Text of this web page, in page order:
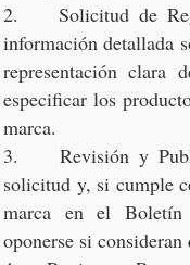
2. Solicitud de
información detallada
representación clara
especificar los
marca.
3. Revisión y
solicitud y, si cumple
marca en el Boletín
oponerse si consideran